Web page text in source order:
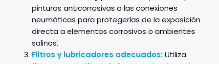
pinturas anticorrosivas a las conexiones
neumáticas para protegerlas de la exposición
directa a elementos corrosivos o ambientes
salinos.
Filtros y lubricadores adecuados:Utiliza